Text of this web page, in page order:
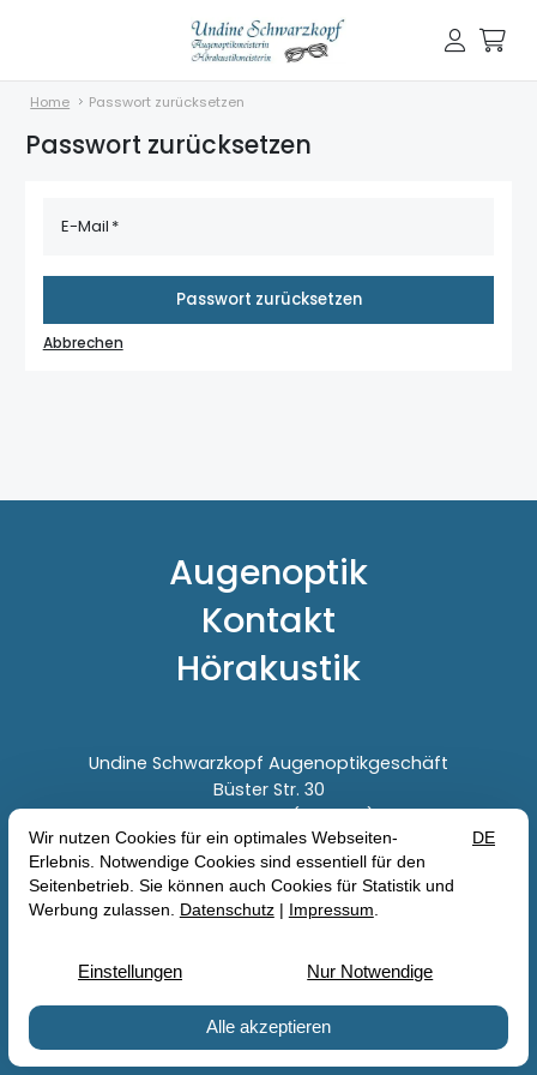
Home Passwort zurücksetzen
Passwort zurücksetzen
E-Mail
Passwort zurücksetzen
Abbrechen
Augenoptik
Kontakt
Hörakustik
Undine Schwarzkopf Augenoptikgeschäft
Büster Str. 30
39629 Bismark (Altmark)
039089 2419
info@augenoptiker-hoerakustiker.de
Vertrag widerrufenImpressumDatenschutz
©2026 Undine Schwarzkopf Augenoptikgeschäft —
Site byprointernet